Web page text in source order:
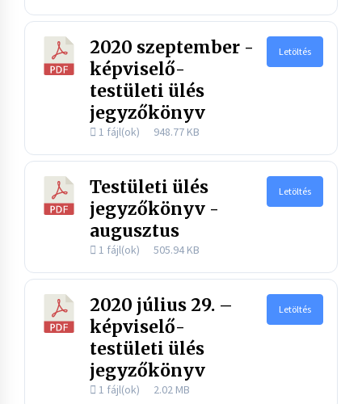
2020 szeptember -
képviselő-
testületi ülés
jegyzőkönyv
1 fájl(ok) 948.77 KB
Letöltés
Testületi ülés
jegyzőkönyv -
augusztus
1 fájl(ok) 505.94 KB
Letöltés
2020 július 29. –
képviselő-
testületi ülés
jegyzőkönyv
1 fájl(ok) 2.02 MB
Letöltés